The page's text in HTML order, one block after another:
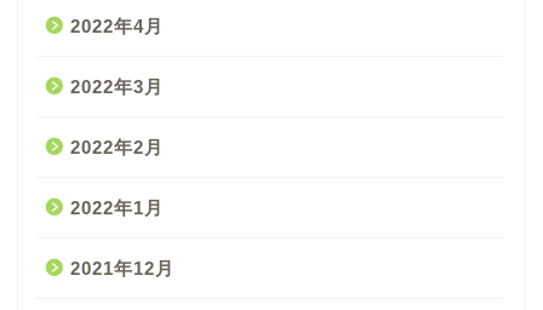
2022年4月
2022年3月
2022年2月
2022年1月
2021年12月